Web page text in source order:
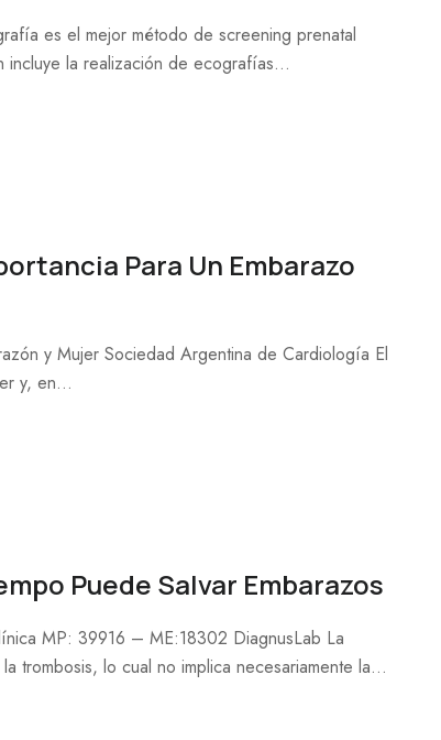
es el mejor método de screening prenatal
la realización de ecografías...
Para Un Embarazo
y Mujer Sociedad Argentina de Cardiología El
y, en...
Puede Salvar Embarazos
MP: 39916 – ME:18302 DiagnusLab La
trombosis, lo cual no implica necesariamente la...